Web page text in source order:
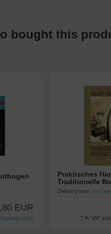
bought this
EUR
costs
Praktisches
Traditionelle
Delivery time: 3-4
7 % VAT